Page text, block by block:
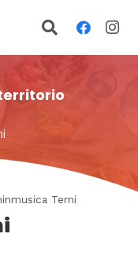
Terni